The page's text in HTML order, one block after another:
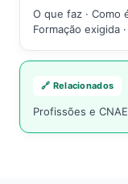
O que faz · Como
Formação exigida
🔗 Relacionados
Profissões e